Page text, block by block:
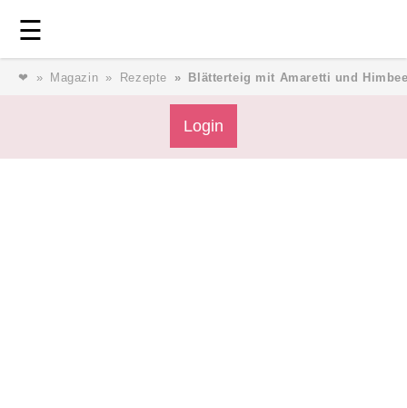
☰
❤ Magazin Rezepte Blätterteig mit Amaretti und
Login